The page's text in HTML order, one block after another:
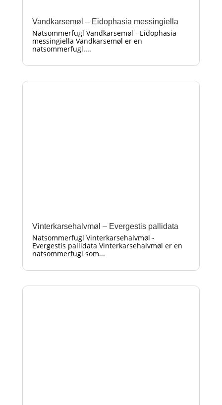
Vandkarsemøl – Eidophasia messingiella
Natsommerfugl Vandkarsemøl - Eidophasia
messingiella Vandkarsemøl er en
natsommerfugl....
Vinterkarsehalvmøl – Evergestis pallidata
Natsommerfugl Vinterkarsehalvmøl -
Evergestis pallidata Vinterkarsehalvmøl er en
natsommerfugl som...